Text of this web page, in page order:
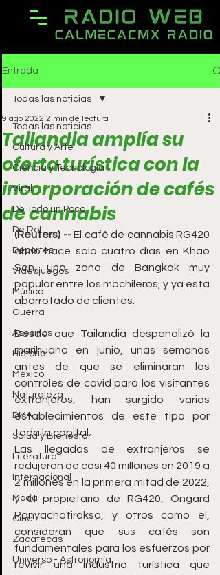
Entrada
Todas las noticias
Cultura y Arte
Ciencia y Tecnología
Viral
De Todo un Poco
De Rol
Deportes
Videojuegos
Música
Guerra
Asesinos
Historia
México
Naturaleza
DMA
Salud y Bienestar
Literatura
Internacional
Moda
Cine
Zacatecas
Universo - Astronomía
Todas las noticias
Tailandia amplía su
oferta turística con la
incorporación de cafés
de cannabis
9 ago 2022 2 min de lectura
(Reuters) -- El café de cannabis RG420
abrió hace solo cuatro días en Khao
San, una zona de Bangkok muy
popular entre los mochileros, y ya está
abarrotado de clientes.
Desde que Tailandia despenalizó la
marihuana en junio, unas semanas
antes de que se eliminaran los
controles de covid para los visitantes
extranjeros, han surgido varios
establecimientos de este tipo por
toda la capital.
Las llegadas de extranjeros se
redujeron de casi 40 millones en 2019 a
2 millones en la primera mitad de 2022,
y el propietario de RG420, Ongard
Panyachatiraksa, y otros como él,
consideran que sus cafés son
fundamentales para los esfuerzos por
revivir una industria turística que